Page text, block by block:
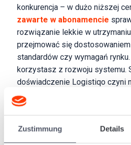
Zustimmung Details
konkurencja – w dużo niższej
zawarte w abonamencie
rozwiązanie lekkie w
przejmować się
standardów czy wymagań
korzystasz z rozwoju systemu.
doświadczenie Logistiqo czyni
solidnym partnerem, a
firma – reagujemy na trendy